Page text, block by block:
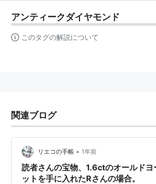
アンティークダイヤモンド
このタグの解説について
関連ブログ
リエコの手帳 • 1年前
読者さんの宝物、1.6ctのオールドヨ
ットを手に入れたRさんの場合。